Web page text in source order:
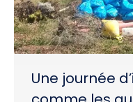
Une journée